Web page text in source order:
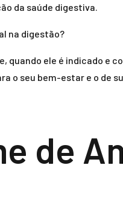
da saúde digestiva.
na digestão?
quando ele é indicado
o seu bem-estar e o de
de